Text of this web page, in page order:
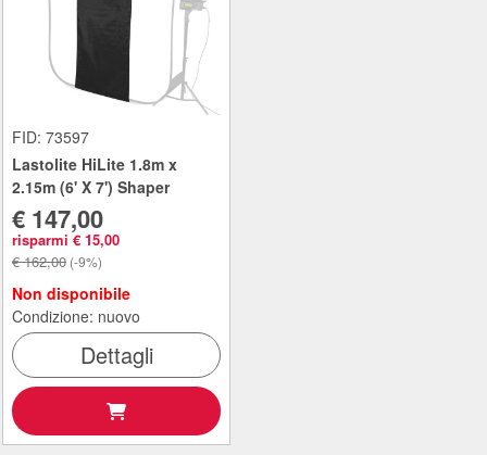
FID: 73597
Lastolite HiLite 1.8m x
2.15m (6' X 7') Shaper
€ 147,00
risparmi € 15,00
€ 162,00 (-9%)
Non disponibile
Condizione: nuovo
Dettagli